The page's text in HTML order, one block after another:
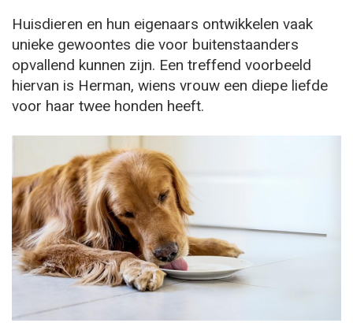
Huisdieren en hun eigenaars ontwikkelen vaak
unieke gewoontes die voor buitenstaanders
opvallend kunnen zijn. Een treffend voorbeeld
hiervan is Herman, wiens vrouw een diepe liefde
voor haar twee honden heeft.